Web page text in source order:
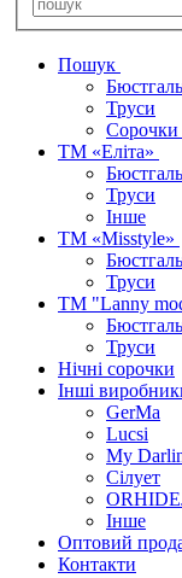
Пошук
Труси
ТМ «Еліта»
Труси
Інше
ТМ «Misstyle»
Труси
ТМ "Lanny
Труси
Нічні сорочки
Інші
GerMa
Lucsi
My
Сілует
Інше
Оптовий
Контакти